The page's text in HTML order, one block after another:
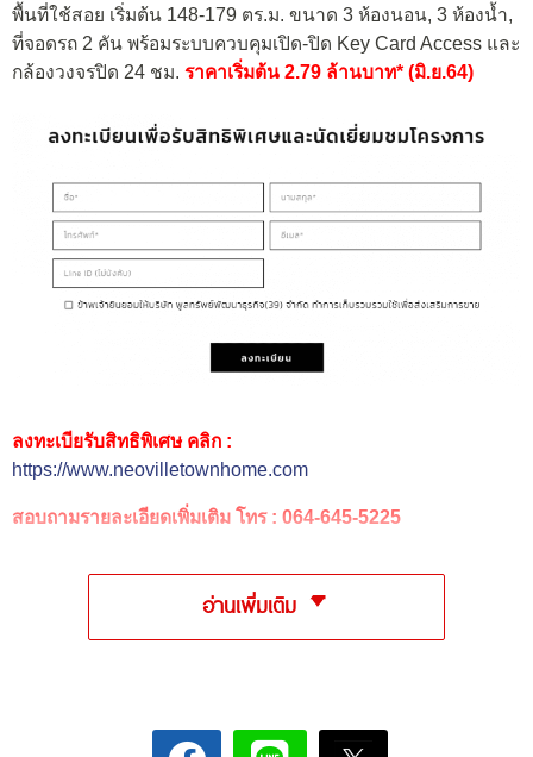
พื้นที่ใช้สอย เริ่มต้น 148-179 ตร.ม. ขนาด 3 ห้องนอน, 3 ห้องน้ำ,
ที่จอดรถ 2 คัน พร้อมระบบควบคุมเปิด-ปิด Key Card Access และ
กล้องวงจรปิด 24 ชม. ราคาเริ่มต้น 2.79 ล้านบาท* (มิ.ย.64)
ลงทะเบียรับสิทธิพิเศษ คลิก :
https://www.neovilletownhome.com
สอบถามรายละเอียดเพิ่มเติม โทร : 064-645-5225
อ่านเพิ่มเติม